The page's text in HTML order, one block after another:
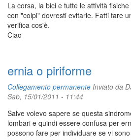
La corsa, la bici e tutte le attività
con "colpi" dovresti evitarle. Fatti fare
verifica cos'è.
Ciao
ernia o piriforme
Collegamento permanente Inviato da
Sab, 15/01/2011 - 11:44
Salve volevo sapere se questa
lombari e quindi essere confusa per
possono fare per individuare se vi